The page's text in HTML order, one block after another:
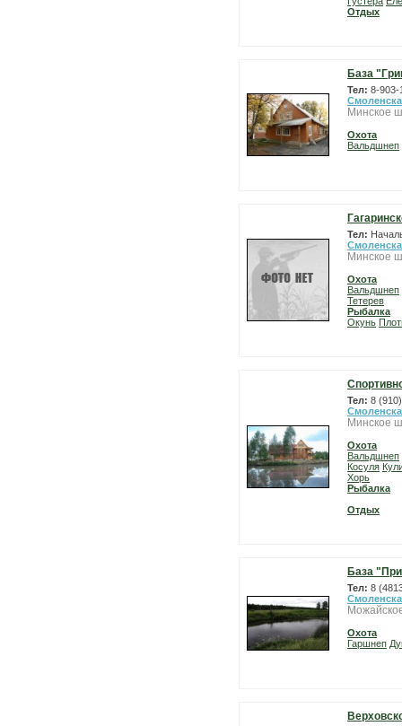
Отдых
База
Тел: 8-903-
Минское
Охота
Вальдшнеп
Тел:
Минское
Охота
Вальдшнеп
Тетерев
Рыбалка
Окунь
Тел: 8
Минское
Охота
Вальдшнеп
Косуля
Хорь
Рыбалка
Отдых
База
Тел: 8
Охота
Гаршнеп